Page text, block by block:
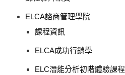
ELCA諮商管理學院
課程資訊
ELCA成功行銷學
ELC潛能分析初階體驗課程